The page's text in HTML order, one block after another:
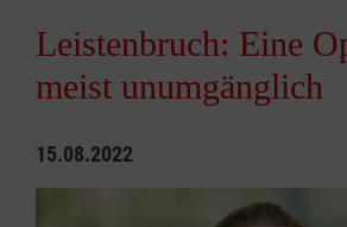
Leistenbruch: Eine
meist unumgänglich
15.08.2022